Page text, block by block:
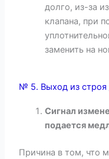
долго, из-за
клапана, при
заменить на
№ 5. Выход из строя
Сигнал
подается
Причина в том, что